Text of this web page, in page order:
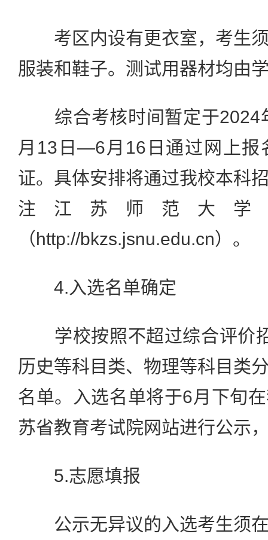
考区内设有更衣室，考生须
服装和鞋子。测试用器材均由
综合考核时间暂定于2024
月13日—6月16日通过网上报
证。具体安排将通过我校本科
注江苏师范大学
（http://bkzs.jsnu.edu.cn）。
4.入选名单确定
学校按照不超过综合评价
历史等科目类、物理等科目类
名单。入选名单将于6月下旬
苏省教育考试院网站进行公示
5.志愿填报
公示无异议的入选考生须在